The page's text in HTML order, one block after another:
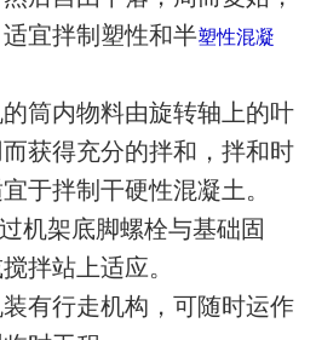
宜拌制塑性和半塑性混凝
筒内物料由旋转轴上的叶
获得充分的拌和，拌和时
于拌制干硬性混凝土。
机架底脚螺栓与基础固
拌站上适应。
有行走机构，可随时运作